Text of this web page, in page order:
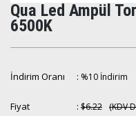
Qua Led Ampül
6500K
İndirim Oranı : %10 İndirim
Fiyat : $6.22 (KDV